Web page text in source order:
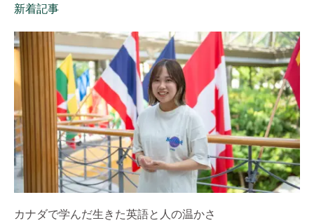
新着記事
カナダで学んだ生きた英語と人の温かさ